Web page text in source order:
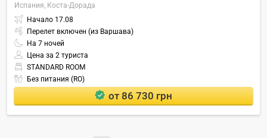
Испания, Коста-Дорада
Начало 17.08
Перелет включен (из Варшава)
На 7 ночей
Цена за 2 туриста
STANDARD ROOM
Без питания (RO)
от 86 730 грн